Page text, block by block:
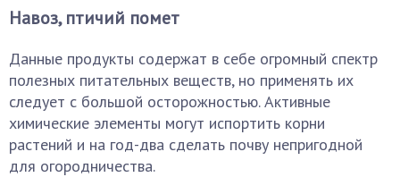
Навоз, птичий помет
Данные продукты содержат в себе огромный спектр
полезных питательных веществ, но применять их
следует с большой осторожностью. Активные
химические элементы могут испортить корни
растений и на год-два сделать почву непригодной
для огородничества.